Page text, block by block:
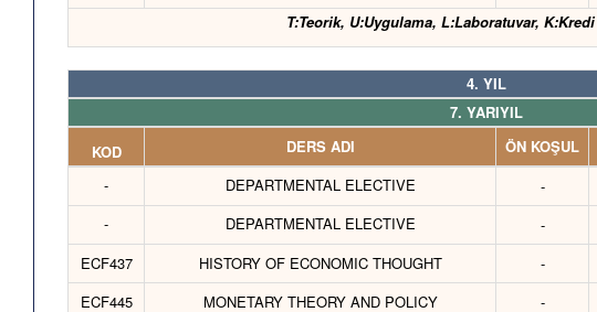
T:Teorik, U:Uygulama, L:Laboratuvar, K:Kredi
4. YIL
7. YARIYIL
KOD
DERS ADI ÖN KOŞUL
-
DEPARTMENTAL ELECTIVE -
-
DEPARTMENTAL ELECTIVE -
ECF437
HISTORY OF ECONOMIC THOUGHT -
ECF445
MONETARY THEORY AND POLICY -